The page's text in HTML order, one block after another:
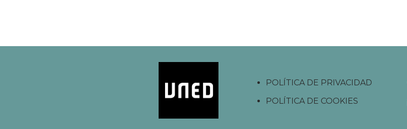
POLÍTICA DE PRIVACIDAD
POLÍTICA DE COOKIES